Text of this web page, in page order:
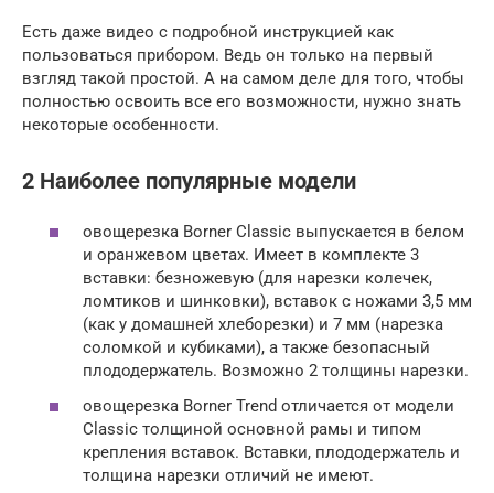
Есть даже видео с подробной инструкцией как
пользоваться прибором. Ведь он только на первый
взгляд такой простой. А на самом деле для того, чтобы
полностью освоить все его возможности, нужно знать
некоторые особенности.
2 Наиболее популярные модели
овощерезка Borner Classic выпускается в белом
и оранжевом цветах. Имеет в комплекте 3
вставки: безножевую (для нарезки колечек,
ломтиков и шинковки), вставок с ножами 3,5 мм
(как у домашней хлеборезки) и 7 мм (нарезка
соломкой и кубиками), а также безопасный
плододержатель. Возможно 2 толщины нарезки.
овощерезка Borner Trend отличается от модели
Classic толщиной основной рамы и типом
крепления вставок. Вставки, плододержатель и
толщина нарезки отличий не имеют.